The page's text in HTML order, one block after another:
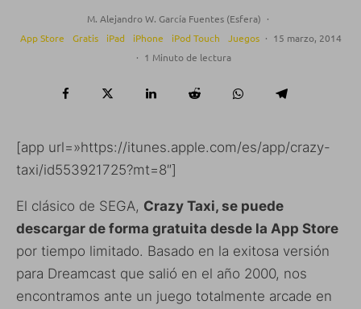
M. Alejandro W. García Fuentes (Esfera) ·
App Store
Gratis iPad iPhone iPod Touch Juegos · 15 marzo, 2014
· 1 Minuto de lectura
[app url=»https://itunes.apple.com/es/app/crazy-
taxi/id553921725?mt=8″]
El clásico de SEGA, Crazy Taxi, se puede
descargar de forma gratuita desde la App Store
por tiempo limitado. Basado en la exitosa versión
para Dreamcast que salió en el año 2000, nos
encontramos ante un juego totalmente arcade en